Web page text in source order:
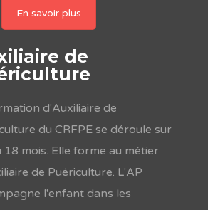
En savoir plus
de
d'Auxiliaire de
du CRFPE se déroule sur
18 mois. Elle forme au métier
de Puériculture. L'AP
l'enfant dans les